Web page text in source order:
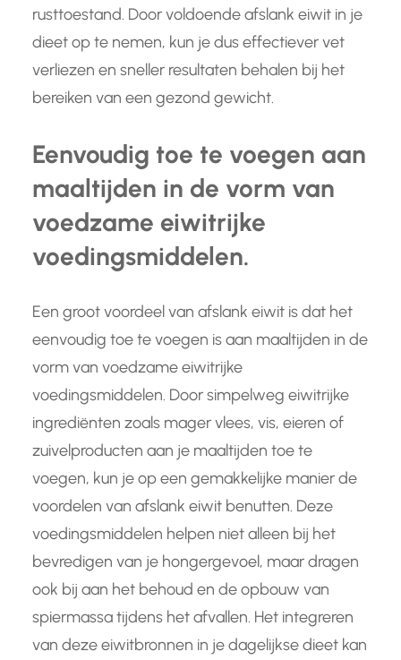
rusttoestand. Door voldoende afslank eiwit in je
dieet op te nemen, kun je dus effectiever vet
verliezen en sneller resultaten behalen bij het
bereiken van een gezond gewicht.
Eenvoudig toe te voegen aan
maaltijden in de vorm van
voedzame eiwitrijke
voedingsmiddelen.
Een groot voordeel van afslank eiwit is dat het
eenvoudig toe te voegen is aan maaltijden in de
vorm van voedzame eiwitrijke
voedingsmiddelen. Door simpelweg eiwitrijke
ingrediënten zoals mager vlees, vis, eieren of
zuivelproducten aan je maaltijden toe te
voegen, kun je op een gemakkelijke manier de
voordelen van afslank eiwit benutten. Deze
voedingsmiddelen helpen niet alleen bij het
bevredigen van je hongergevoel, maar dragen
ook bij aan het behoud en de opbouw van
spiermassa tijdens het afvallen. Het integreren
van deze eiwitbronnen in je dagelijkse dieet kan